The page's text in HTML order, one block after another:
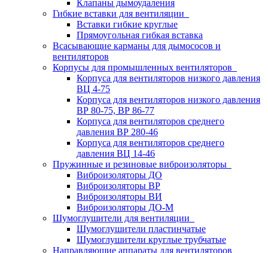
Клапаны дымоудаления
Гибкие вставки для вентиляции
Вставки гибкие круглые
Прямоугольная гибкая вставка
Всасывающие карманы для дымососов и
вентиляторов
Корпусы для промышленных вентиляторов
Корпуса для вентиляторов низкого давления
ВЦ 4-75
Корпуса для вентиляторов низкого давления
ВР 80-75, ВР 86-77
Корпуса для вентиляторов среднего
давления ВР 280-46
Корпуса для вентиляторов среднего
давления ВЦ 14-46
Пружинные и резиновые виброизоляторы
Виброизоляторы ДО
Виброизоляторы ВР
Виброизоляторы ВИ
Виброизоляторы ДО-М
Шумоглушители для вентиляции
Шумоглушители пластинчатые
Шумоглушители круглые трубчатые
Направляющие аппараты для вентиляторов